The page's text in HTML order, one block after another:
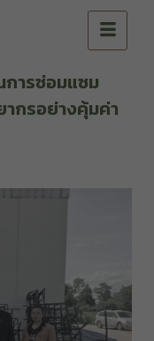
การซ่อมแซม
กรอย่างคุ้มค่า